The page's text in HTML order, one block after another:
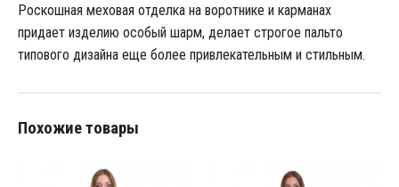
Роскошная меховая отделка на воротнике и карманах
придает изделию особый шарм, делает строгое пальто
типового дизайна еще более привлекательным и стильным.
Похожие товары